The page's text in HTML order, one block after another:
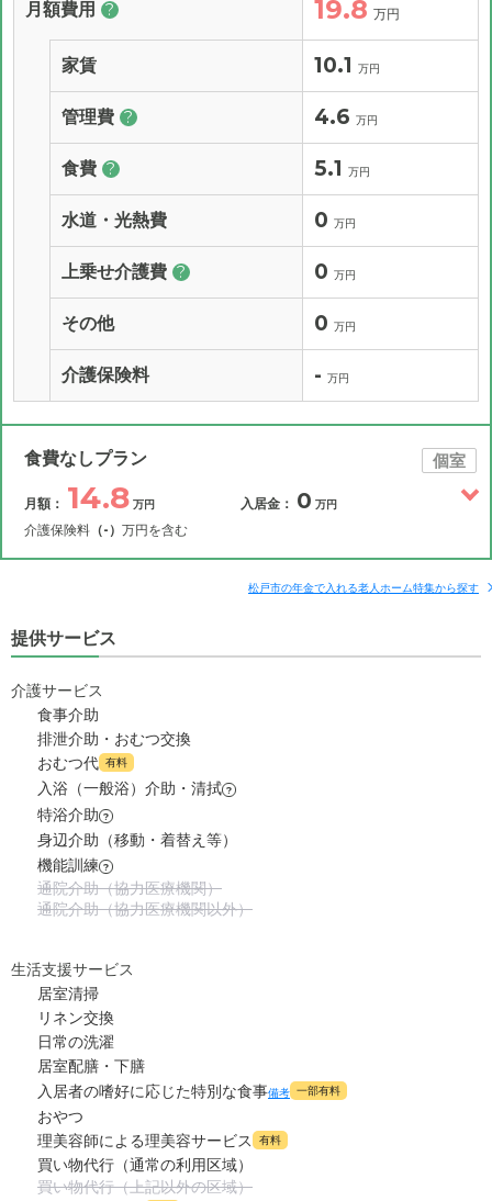
月額費用 ? 19.8 万円
家賃 10.1 万円
管理費 ? 4.6 万円
食費 ? 5.1 万円
水道・光熱費 0 万円
上乗せ介護費 ? 0 万円
その他 0 万円
介護保険料 - 万円
食費なしプラン 個室
月額： 14.8 万円
介護保険料 （-） 万円を含む
入居金： 0 万円
補足情報
月額費用 ? 14.8 万円
家賃
管理費 ?
食費 ?
水道・光熱費
上乗せ介護費 ?
その他
介護保険料
松戸市の年金で入れる老人ホーム特集から探す
提供サービス
介護サービス
食事介助
排泄介助・おむつ交換
おむつ代 有料
入浴（一般浴）介助・清拭 ?
特浴介助 ?
身辺介助（移動・着替え等）
機能訓練 ?
通院介助（協力医療機関）
通院介助（協力医療機関以外）
生活支援サービス
居室清掃
リネン交換
日常の洗濯
居室配膳・下膳
入居者の嗜好に応じた特別な食事備考 一部有料
おやつ
理美容師による理美容サービス
有料
買い物代行（通常の利用区域）
買い物代行（上記以外の区域）